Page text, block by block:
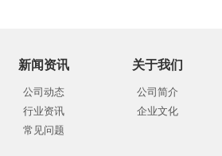
新闻资讯
公司动态
行业资讯
常见问题
关于我们
公司简介
企业文化